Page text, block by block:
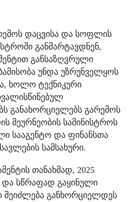
დაცვისა და სოფლის
განმარტავდნენ,
განსაზღვრული
უნდა უზრუნველყოს
ხოლო ტექნიკური
განახორციელებს გარემოს
მეურნეობის სამინისტროს
სააგენტო და ფინანსთა
სამსახური.
თანახმად, 2025
სწრაფად გაყინული
შეიძლება განხორციელდეს